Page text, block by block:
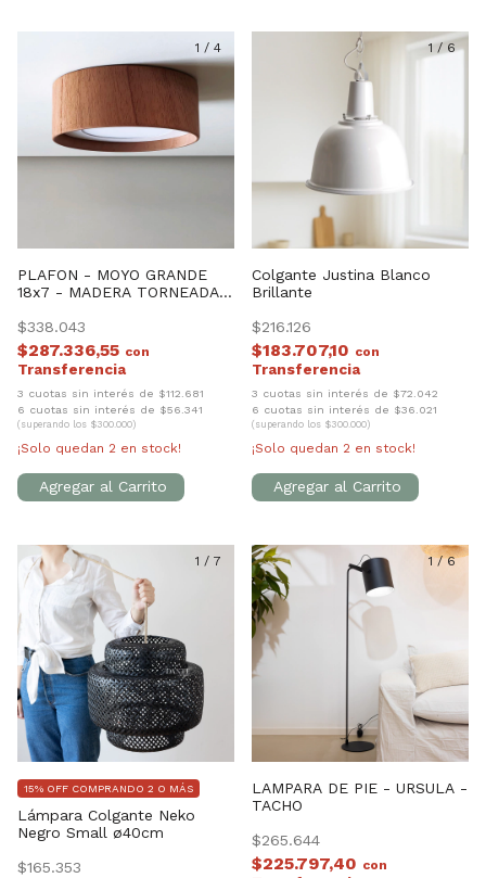
1 / 4
PLAFON - MOYO GRANDE
18x7 - MADERA TORNEADA
$338.043
$287.336,55 con
3 cuotas sin interés de $112.681
6 cuotas sin interés de $56.341
(superando los $300.000)
¡Solo quedan 2 en stock!
1 / 6
Colgante Justina Blanco
Brillante
$216.126
$183.707,10 con
3 cuotas sin interés de $72.042
6 cuotas sin interés de $36.021
(superando los $300.000)
¡Solo quedan 2 en stock!
1 / 7
Lámpara Colgante Neko
Negro Small ø40cm
$165.353
15% OFF COMPRANDO 2 O MÁS
1/6
LAMPARA DE PIE - URSULA -
TACHO
$265.644
$225.797,40 con